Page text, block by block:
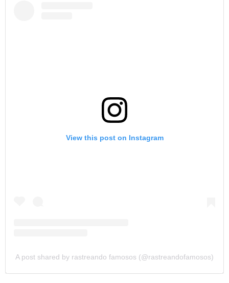
View this post on Instagram
A post shared by rastreando famosos (@rastreandofamosos)